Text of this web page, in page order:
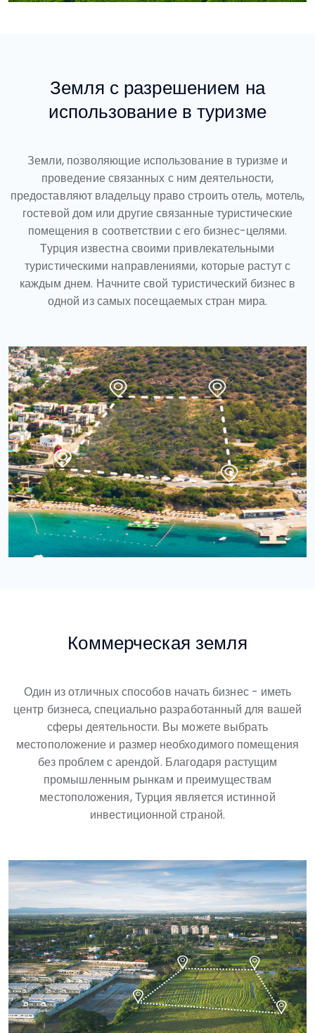
Земля с разрешением на
использование в туризме
Земли, позволяющие использование в туризме и
проведение связанных с ним деятельности,
предоставляют владельцу право строить отель, мотель,
гостевой дом или другие связанные туристические
помещения в соответствии с его бизнес-целями.
Турция известна своими привлекательными
туристическими направлениями, которые растут с
каждым днем. Начните свой туристический бизнес в
одной из самых посещаемых стран мира.
Коммерческая земля
Один из отличных способов начать бизнес - иметь
центр бизнеса, специально разработанный для вашей
сферы деятельности. Вы можете выбрать
местоположение и размер необходимого помещения
без проблем с арендой. Благодаря растущим
промышленным рынкам и преимуществам
местоположения, Турция является истинной
инвестиционной страной.